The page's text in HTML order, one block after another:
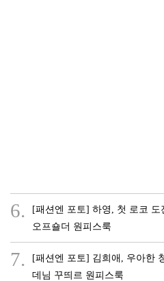
6.
[패션엔 포토] 하영, 첫 로코
오프숄더 원피스룩
7.
[패션엔 포토] 김희애, 우아한
데님 꾸띄르 원피스룩